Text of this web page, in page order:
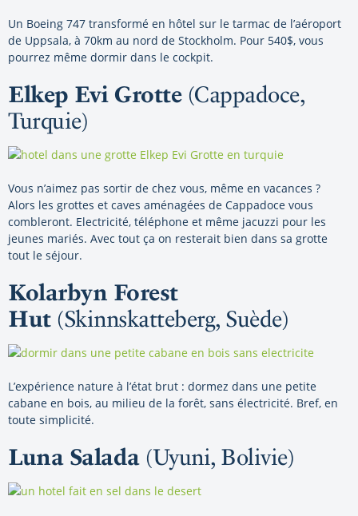
Un Boeing 747 transformé en hôtel sur le tarmac de l’aéroport
de Uppsala, à 70km au nord de Stockholm. Pour 540$, vous
pourrez même dormir dans le cockpit.
Elkep Evi Grotte(Cappadoce,
Turquie)
Vous n’aimez pas sortir de chez vous, même en vacances ?
Alors les grottes et caves aménagées de Cappadoce vous
combleront. Electricité, téléphone et même jacuzzi pour les
jeunes mariés. Avec tout ça on resterait bien dans sa grotte
tout le séjour.
Kolarbyn Forest
Hut(Skinnskatteberg, Suède)
L’expérience nature à l’état brut : dormez dans une petite
cabane en bois, au milieu de la forêt, sans électricité. Bref, en
toute simplicité.
Luna Salada(Uyuni, Bolivie)